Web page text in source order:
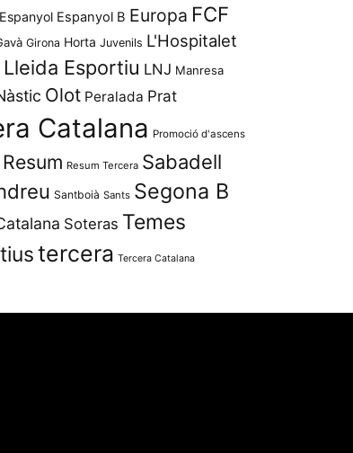
Espanyol Espanyol B Europa FCF
Girona Horta Juvenils L'Hospitalet
Lleida Esportiu LNJ Manresa
Olot Peralada Prat
Catalana Promoció d'ascens
Resum Resum Tercera Sabadell
Santboià Sants Segona B
Soteras Temes
tercera Tercera Catalana